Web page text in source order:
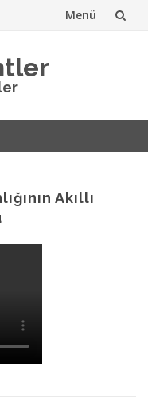
Menü
Akıllı